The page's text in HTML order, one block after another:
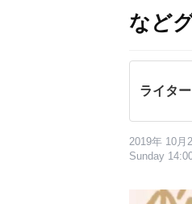
など
ライタ
2019年 10月
Sunday